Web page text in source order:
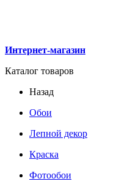
Интернет-магазин
Каталог товаров
Назад
Обои
Лепной декор
Краска
Фотообои